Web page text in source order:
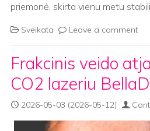
priemonė, skirta vienu metu
Sveikata Leave a comment
Frakcinis veido
CO2 lazeriu
2026-05-03 (2026-05-12)